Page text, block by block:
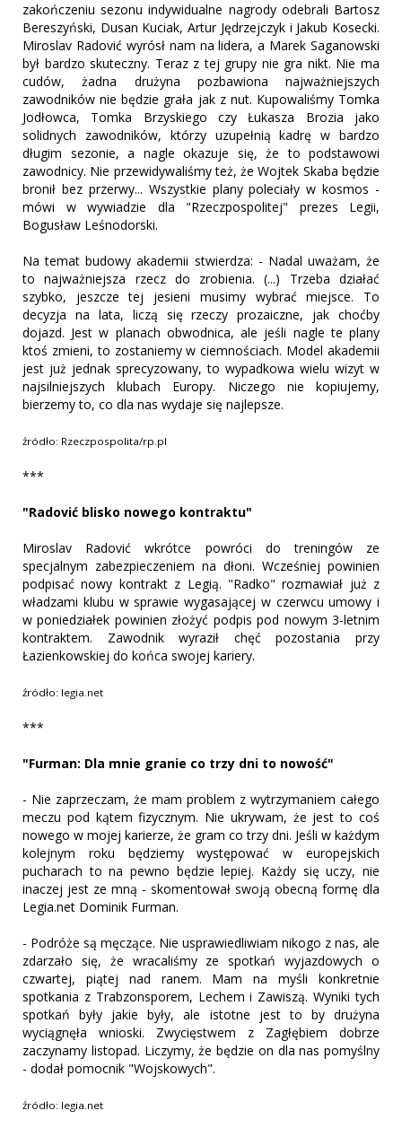
zakończeniu sezonu indywidualne nagrody odebrali Bartosz
Bereszyński, Dusan Kuciak, Artur Jędrzejczyk i Jakub Kosecki.
Miroslav Radović wyrósł nam na lidera, a Marek Saganowski
był bardzo skuteczny. Teraz z tej grupy nie gra nikt. Nie ma
cudów, żadna drużyna pozbawiona najważniejszych
zawodników nie będzie grała jak z nut. Kupowaliśmy Tomka
Jodłowca, Tomka Brzyskiego czy Łukasza Brozia jako
solidnych zawodników, którzy uzupełnią kadrę w bardzo
długim sezonie, a nagle okazuje się, że to podstawowi
zawodnicy. Nie przewidywaliśmy też, że Wojtek Skaba będzie
bronił bez przerwy... Wszystkie plany poleciały w kosmos -
mówi w wywiadzie dla "Rzeczpospolitej" prezes Legii,
Bogusław Leśnodorski.
Na temat budowy akademii stwierdza: - Nadal uważam, że
to najważniejsza rzecz do zrobienia. (...) Trzeba działać
szybko, jeszcze tej jesieni musimy wybrać miejsce. To
decyzja na lata, liczą się rzeczy prozaiczne, jak choćby
dojazd. Jest w planach obwodnica, ale jeśli nagle te plany
ktoś zmieni, to zostaniemy w ciemnościach. Model akademii
jest już jednak sprecyzowany, to wypadkowa wielu wizyt w
najsilniejszych klubach Europy. Niczego nie kopiujemy,
bierzemy to, co dla nas wydaje się najlepsze.
źródło: Rzeczpospolita/rp.pl
***
"Radović blisko nowego kontraktu"
Miroslav Radović wkrótce powróci do treningów ze
specjalnym zabezpieczeniem na dłoni. Wcześniej powinien
podpisać nowy kontrakt z Legią. "Radko" rozmawiał już z
władzami klubu w sprawie wygasającej w czerwcu umowy i
w poniedziałek powinien złożyć podpis pod nowym 3-letnim
kontraktem. Zawodnik wyraził chęć pozostania przy
Łazienkowskiej do końca swojej kariery.
źródło: legia.net
***
"Furman: Dla mnie granie co trzy dni to nowość"
- Nie zaprzeczam, że mam problem z wytrzymaniem całego
meczu pod kątem fizycznym. Nie ukrywam, że jest to coś
nowego w mojej karierze, że gram co trzy dni. Jeśli w każdym
kolejnym roku będziemy występować w europejskich
pucharach to na pewno będzie lepiej. Każdy się uczy, nie
inaczej jest ze mną - skomentował swoją obecną formę dla
Legia.net Dominik Furman.
- Podróże są męczące. Nie usprawiedliwiam nikogo z nas, ale
zdarzało się, że wracaliśmy ze spotkań wyjazdowych o
czwartej, piątej nad ranem. Mam na myśli konkretnie
spotkania z Trabzonsporem, Lechem i Zawiszą. Wyniki tych
spotkań były jakie były, ale istotne jest to by drużyna
wyciągnęła wnioski. Zwycięstwem z Zagłębiem dobrze
zaczynamy listopad. Liczymy, że będzie on dla nas pomyślny
- dodał pomocnik "Wojskowych".
źródło: legia.net